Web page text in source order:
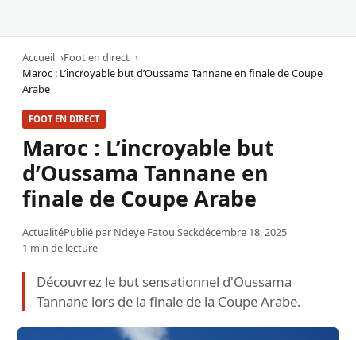
Accueil
Foot en direct
Maroc : L’incroyable but d’Oussama Tannane en finale de Coupe
Arabe
FOOT EN DIRECT
Maroc : L’incroyable but
d’Oussama Tannane en
finale de Coupe Arabe
ActualitéPublié par Ndeye Fatou Seckdécembre 18, 2025
1 min de lecture
Découvrez le but sensationnel d'Oussama
Tannane lors de la finale de la Coupe Arabe.